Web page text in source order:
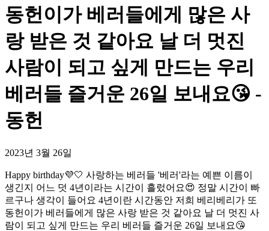
동헌이가 베러들에게 많은 사
랑 받은 것 같아요 날 더 멋진
사람이 되고 싶게 만드는 우리
베러들 즐거운 26일 보내요😘 -
동헌
2023년 3월 26일
Happy birthday💜🤍 사랑하는 베러들 '베러'라는 예쁜 이름이
생긴지 어느 덧 4년이라는 시간이 흘렀어요😍 정말 시간이 빠
르구나 생각이 들어요 4년이란 시간동안 저희 베리베리가 또
동헌이가 베러들에게 많은 사랑 받은 것 같아요 날 더 멋진 사
람이 되고 싶게 만드는 우리 베러들 즐거운 26일 보내요😘